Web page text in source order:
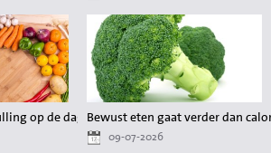
op de dagelijkse voeding waardevol zijn?
Bewust eten gaat verder dan
09-07-2026